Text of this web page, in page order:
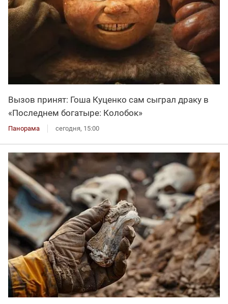
Вызов принят: Гоша Куценко сам сыграл драку в
«Последнем богатыре: Колобок»
Панорама сегодня, 15:00